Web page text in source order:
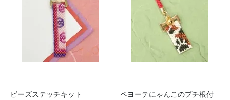
ビーズステッチキット
ペヨーテにゃんこのプチ根付